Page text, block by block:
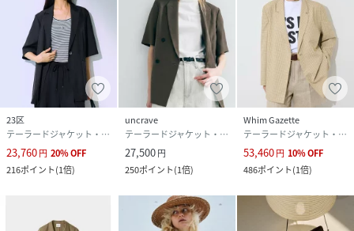
23区
テーラードジャケット・ブレザー
23,760円 20%OFF
216ポイント(1倍)
uncrave
テーラードジャケット・ブレザー
27,500円
250ポイント(1倍)
Whim Gazette
テーラードジャケット・ブレザー
53,460円 10%OFF
486ポイント(1倍)